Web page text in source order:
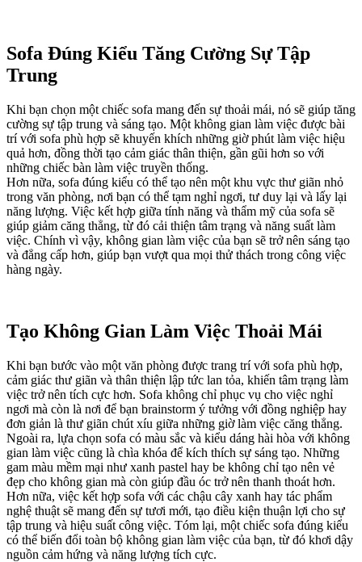
Sofa Đúng Kiểu Tăng Cường Sự Tập
Trung
Khi bạn chọn một chiếc sofa mang đến sự thoải mái, nó sẽ giúp tăng
cường sự tập trung và sáng tạo. Một không gian làm việc được bài
trí với sofa phù hợp sẽ khuyến khích những giờ phút làm việc hiệu
quả hơn, đồng thời tạo cảm giác thân thiện, gần gũi hơn so với
những chiếc bàn làm việc truyền thống.
Hơn nữa, sofa đúng kiểu có thể tạo nên một khu vực thư giãn nhỏ
trong văn phòng, nơi bạn có thể tạm nghỉ ngơi, tư duy lại và lấy lại
năng lượng. Việc kết hợp giữa tính năng và thẩm mỹ của sofa sẽ
giúp giảm căng thẳng, từ đó cải thiện tâm trạng và năng suất làm
việc. Chính vì vậy, không gian làm việc của bạn sẽ trở nên sáng tạo
và đẳng cấp hơn, giúp bạn vượt qua mọi thử thách trong công việc
hàng ngày.
Tạo Không Gian Làm Việc Thoải Mái
Khi bạn bước vào một văn phòng được trang trí với sofa phù hợp,
cảm giác thư giãn và thân thiện lập tức lan tỏa, khiến tâm trạng làm
việc trở nên tích cực hơn. Sofa không chỉ phục vụ cho việc nghỉ
ngơi mà còn là nơi để bạn brainstorm ý tưởng với đồng nghiệp hay
đơn giản là thư giãn chút xíu giữa những giờ làm việc căng thẳng.
Ngoài ra, lựa chọn sofa có màu sắc và kiểu dáng hài hòa với không
gian làm việc cũng là chìa khóa để kích thích sự sáng tạo. Những
gam màu mềm mại như xanh pastel hay be không chỉ tạo nên vẻ
đẹp cho không gian mà còn giúp đầu óc trở nên thanh thoát hơn.
Hơn nữa, việc kết hợp sofa với các chậu cây xanh hay tác phẩm
nghệ thuật sẽ mang đến sự tươi mới, tạo điều kiện thuận lợi cho sự
tập trung và hiệu suất công việc. Tóm lại, một chiếc sofa đúng kiểu
có thể biến đổi toàn bộ không gian làm việc của bạn, từ đó khơi dậy
nguồn cảm hứng và năng lượng tích cực.